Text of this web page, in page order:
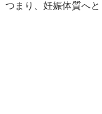
つまり、妊娠体質へと